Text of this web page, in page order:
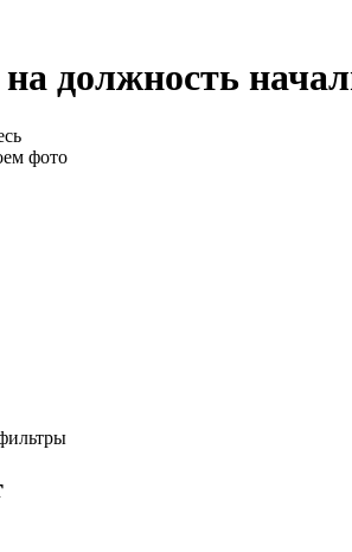
на должность
фото